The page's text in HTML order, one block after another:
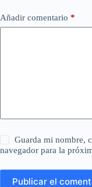
Añadir comentario *
Guarda mi nombre,
navegador para la
Publicar el